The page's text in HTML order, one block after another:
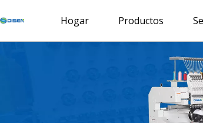
Hogar Productos